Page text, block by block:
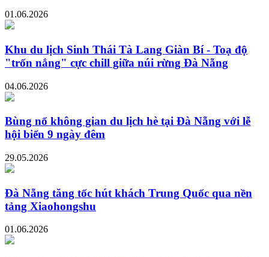
01.06.2026
Khu du lịch Sinh Thái Tà Lang Giàn Bí - Toạ độ
"trốn nắng" cực chill giữa núi rừng Đà Nẵng
04.06.2026
Bùng nổ không gian du lịch hè tại Đà Nẵng với lễ
hội biển 9 ngày đêm
29.05.2026
Đà Nẵng tăng tốc hút khách Trung Quốc qua nền
tảng Xiaohongshu
01.06.2026